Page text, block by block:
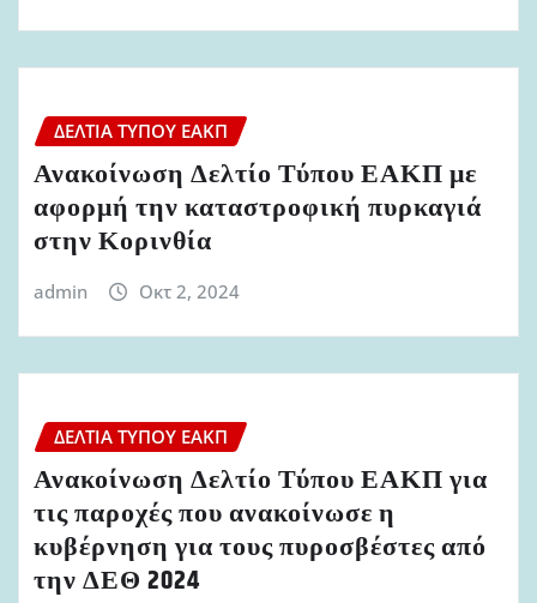
ΔΕΛΤΊΑ ΤΎΠΟΥ ΕΑΚΠ
Ανακοίνωση Δελτίο Τύπου ΕΑΚΠ με
αφορμή την καταστροφική πυρκαγιά
στην Κορινθία
admin Οκτ 2, 2024
ΔΕΛΤΊΑ ΤΎΠΟΥ ΕΑΚΠ
Ανακοίνωση Δελτίο Τύπου ΕΑΚΠ για
τις παροχές που ανακοίνωσε η
κυβέρνηση για τους πυροσβέστες από
την ΔΕΘ 2024